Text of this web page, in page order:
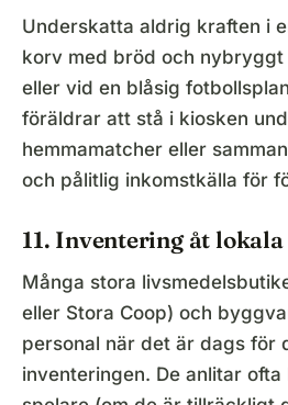
Underskatta aldrig kraften i
korv med bröd och nybryggt
eller vid en blåsig
föräldrar att stå i kiosken
hemmamatcher eller
och pålitlig inkomstkälla för
11. Inventering åt
Många stora
eller Stora Coop) och
personal när det är dags för
inventeringen. De anlitar